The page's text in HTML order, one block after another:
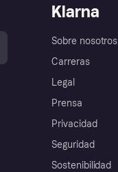
Klarna
Sobre nosotros
Carreras
Legal
Prensa
Privacidad
Seguridad
Sostenibilidad